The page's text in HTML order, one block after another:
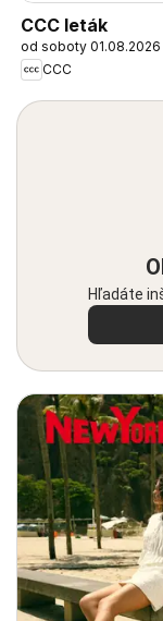
CCC leták
od soboty 01.08.2026
CCC
Hľadáte